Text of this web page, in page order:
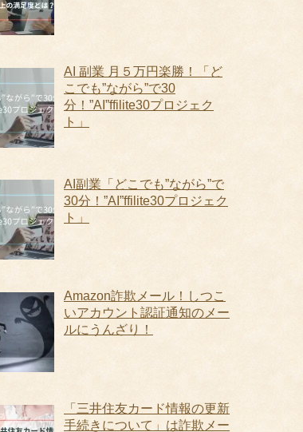
AI 副業 月５万円楽勝！「ど
こでも”ながら”で30
分！”AI”ffilite30プロジェク
ト」
AI副業「どこでも”ながら”で
30分！”AI”ffilite30プロジェク
ト」
Amazon詐欺メール！しつこ
いアカウント認証通知のメー
ルにうんざり！
「三井住友カード情報の更新
手続きについて」は詐欺メー